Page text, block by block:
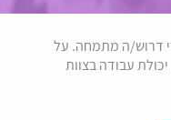
דרוש/ה מתמחה. על
עבודה בצוות